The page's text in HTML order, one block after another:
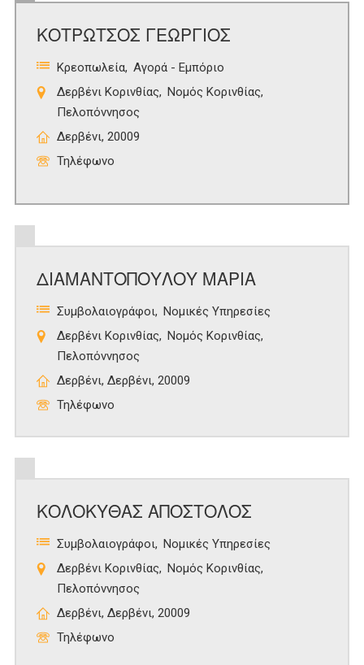
ΚΟΤΡΩΤΣΟΣ ΓΕΩΡΓΙΟΣ
Κρεοπωλεία Αγορά - Εμπόριο
Δερβένι Κορινθίας
Νομός Κορινθίας
Πελοπόννησος
Δερβένι, 20009
Τηλέφωνο
ΔΙΑΜΑΝΤΟΠΟΥΛΟΥ ΜΑΡΙΑ
Συμβολαιογράφοι
Νομικές Υπηρεσίες
Δερβένι Κορινθίας
Νομός Κορινθίας
Πελοπόννησος
Δερβένι, Δερβένι, 20009
Τηλέφωνο
ΚΟΛΟΚΥΘΑΣ ΑΠΟΣΤΟΛΟΣ
Συμβολαιογράφοι
Νομικές Υπηρεσίες
Δερβένι Κορινθίας
Νομός Κορινθίας
Πελοπόννησος
Δερβένι, Δερβένι, 20009
Τηλέφωνο